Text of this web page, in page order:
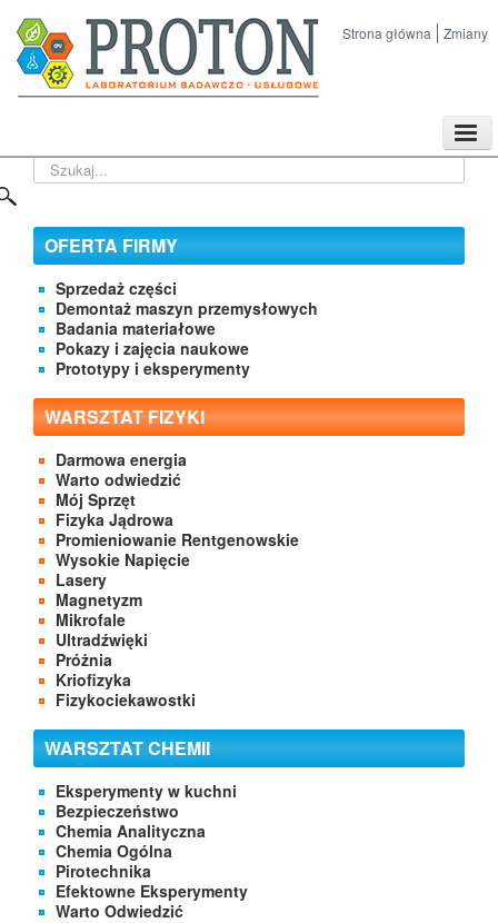
Strona główna Zmiany
Kontakt
Szukaj...
OFERTA FIRMY
Sprzedaż części
Demontaż maszyn przemysłowych
Badania materiałowe
Pokazy i zajęcia naukowe
Prototypy i eksperymenty
WARSZTAT FIZYKI
Darmowa energia
Warto odwiedzić
Mój Sprzęt
Fizyka Jądrowa
Promieniowanie Rentgenowskie
Wysokie Napięcie
Lasery
Magnetyzm
Mikrofale
Ultradźwięki
Próżnia
Kriofizyka
Fizykociekawostki
WARSZTAT CHEMII
Eksperymenty w kuchni
Bezpieczeństwo
Chemia Analityczna
Chemia Ogólna
Pirotechnika
Efektowne Eksperymenty
Warto Odwiedzić